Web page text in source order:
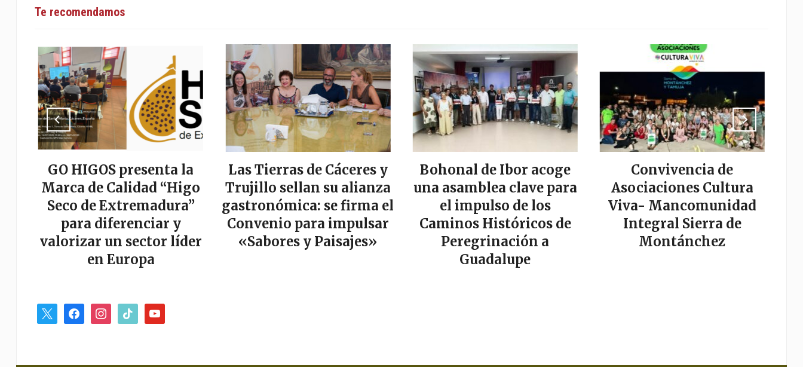
Te recomendamos
GO HIGOS presenta la
Marca de Calidad “Higo
Seco de Extremadura”
para diferenciar y
valorizar un sector líder
en Europa
Las Tierras de Cáceres y
Trujillo sellan su alianza
gastronómica: se firma el
Convenio para impulsar
«Sabores y Paisajes»
Bohonal de Ibor acoge
una asamblea clave para
el impulso de los
Caminos Históricos de
Peregrinación a
Guadalupe
Convivencia de
Asociaciones Cultura
Viva- Mancomunidad
Integral Sierra de
Montánchez
facebookinstagram
tiktok youtube